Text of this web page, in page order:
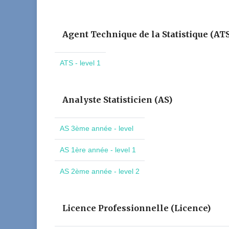
Agent Technique de la Statistique
ATS - level 1
Analyste Statisticien (AS)
AS 3ème année - level
AS 1ère année - level 1
AS 2ème année - level 2
Licence Professionnelle (Licence)